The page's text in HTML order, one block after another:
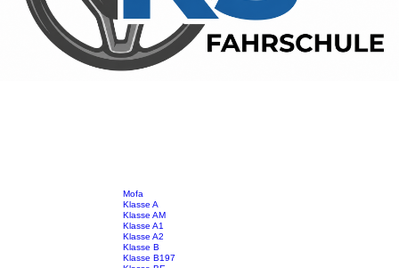
Mofa
Klasse A
Klasse AM
Klasse A1
Klasse A2
Klasse B